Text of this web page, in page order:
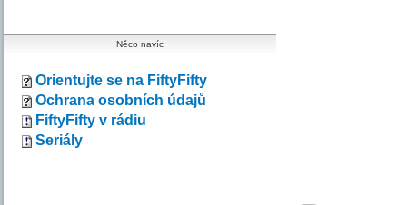
Něco navíc
Orientujte se na FiftyFifty
Ochrana osobních údajů
FiftyFifty v rádiu
Seriály